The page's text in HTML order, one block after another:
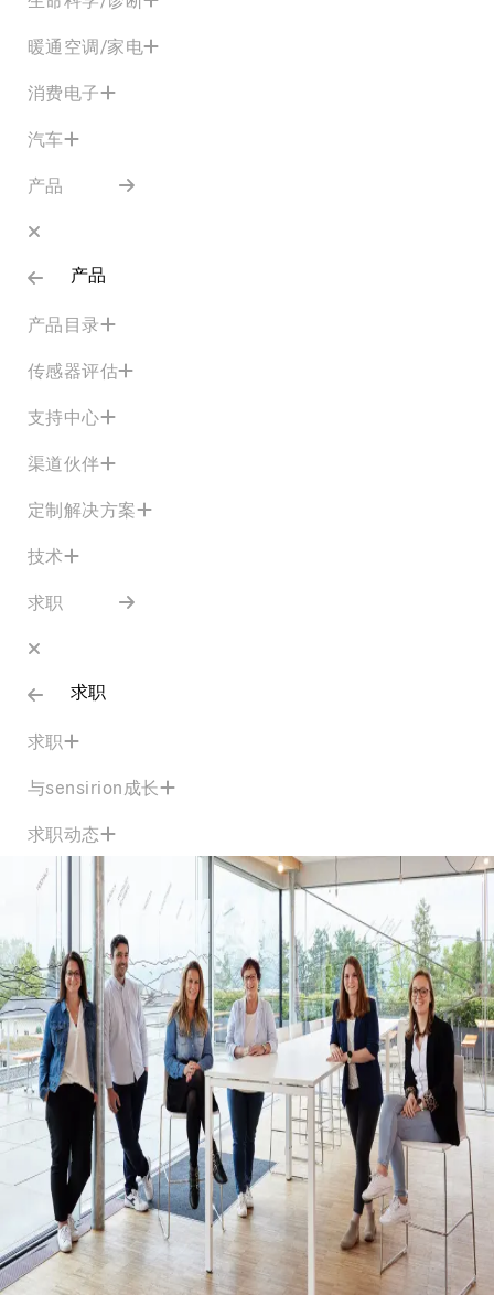
暖通空调/家电
消费电子
汽车
产品
产品
产品目录
传感器评估
支持中心
渠道伙伴
定制解决方案
技术
求职
求职
求职
与sensirion成长
求职动态